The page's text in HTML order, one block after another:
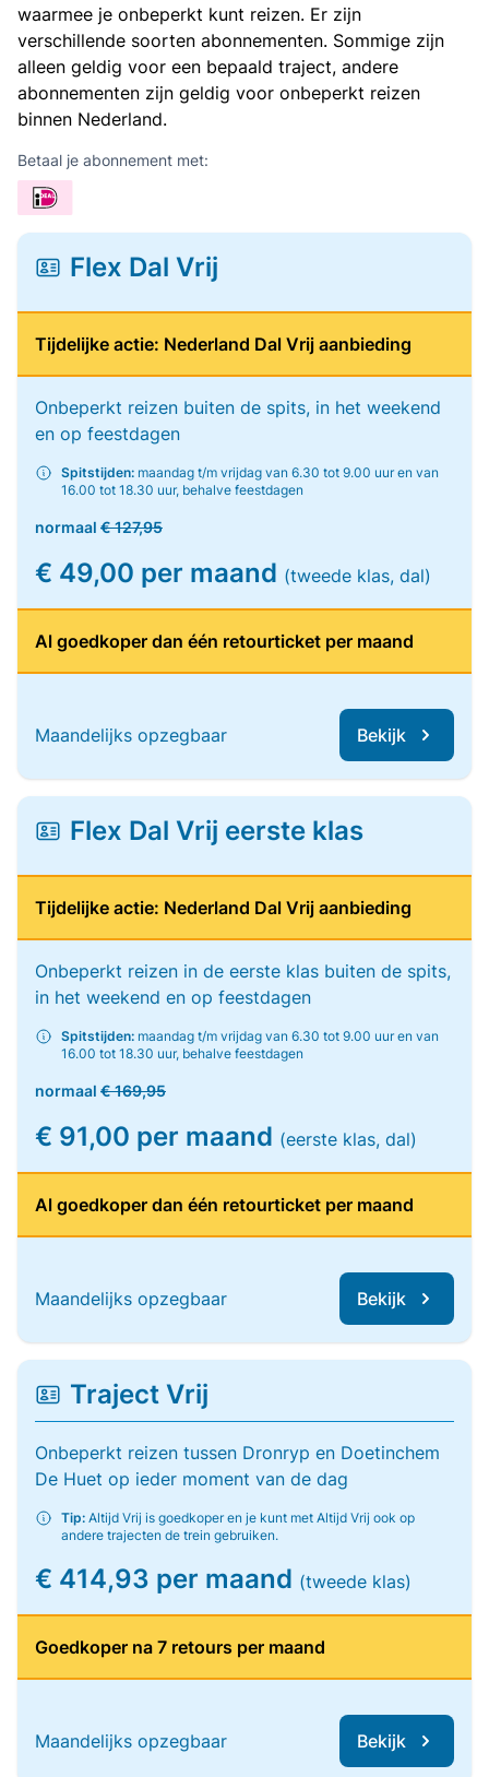
waarmee je onbeperkt kunt reizen. Er zijn
verschillende soorten abonnementen. Sommige zijn
alleen geldig voor een bepaald traject, andere
abonnementen zijn geldig voor onbeperkt reizen
binnen Nederland.
Betaal je abonnement met:
Flex Dal Vrij
Tijdelijke actie: Nederland Dal Vrij aanbieding
Onbeperkt reizen buiten de spits, in het weekend
en op feestdagen
Spitstijden: maandag t/m vrijdag van 6.30 tot 9.00 uur en van
16.00 tot 18.30 uur, behalve feestdagen
normaal € 127,95
€ 49,00 per maand (tweede klas, dal)
Al goedkoper dan één retourticket per maand
Maandelijks opzegbaar Bekijk
Flex Dal Vrij eerste klas
Tijdelijke actie: Nederland Dal Vrij aanbieding
Onbeperkt reizen in de eerste klas buiten de spits,
in het weekend en op feestdagen
Spitstijden: maandag t/m vrijdag van 6.30 tot 9.00 uur en van
16.00 tot 18.30 uur, behalve feestdagen
normaal € 169,95
€ 91,00 per maand (eerste klas, dal)
Al goedkoper dan één retourticket per maand
Maandelijks opzegbaar Bekijk
Traject Vrij
Onbeperkt reizen tussen Dronryp en Doetinchem
De Huet op ieder moment van de dag
Tip: Altijd Vrij is goedkoper en je kunt met Altijd Vrij ook op
andere trajecten de trein gebruiken.
€ 414,93 per maand (tweede klas)
Goedkoper na 7 retours per maand
Maandelijks opzegbaar Bekijk